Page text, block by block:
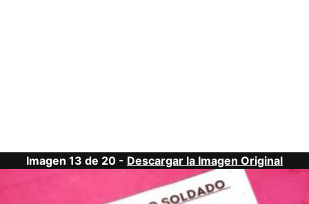
Imagen 13 de 20 - Descargar la Imagen Original